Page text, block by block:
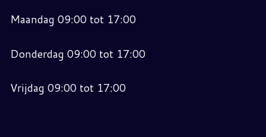
Maandag 09:00 tot 17:00
Donderdag 09:00 tot 17:00
Vrijdag 09:00 tot 17:00